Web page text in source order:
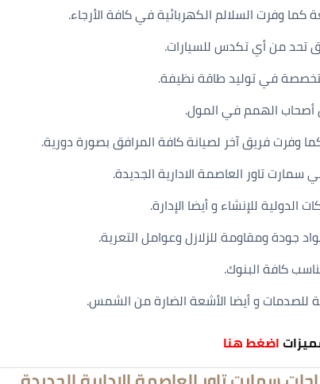
كما وفرت السلالم الكهربائية في كافة الأرجاء.
تحد من أي تكدس للسيارات.
في توليد طاقة نظيفة.
أصحاب الهمم في المول.
وفرت فريق آخر لصيانة كافة المرافق بصورة دورية.
تاور العاصمة الادارية الجديدة.
الدولية للإنشاء و أيضا الإدارة.
جودة ومقاومة للزلازل وعوامل التعرية.
كافة البنوك.
للصدمات و أيضا الأشعة الضارة من الشمس.
اضغط هنا